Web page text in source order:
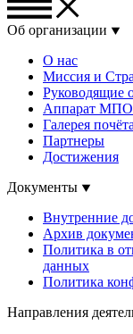
Об организации
О нас
Миссия и
Руководящие
Аппарат
Галерея почёта
Партнеры
Достижения
Документы
Внутренние
Архив
Политика в
данных
Политика
Направления